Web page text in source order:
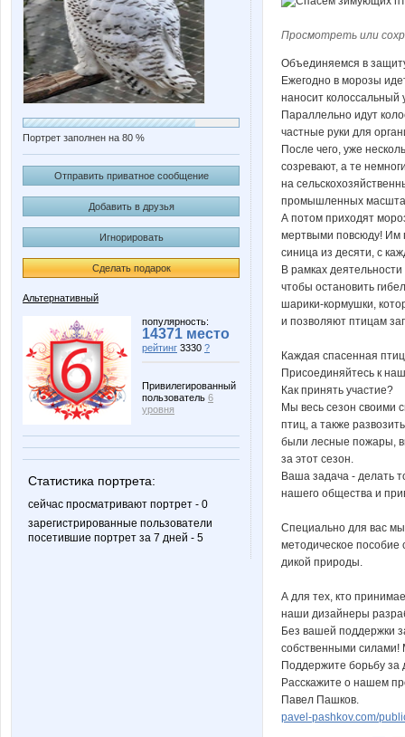
Портрет заполнен на 80 %
Отправить приватное сообщение
Добавить в друзья
Игнорировать
Сделать подарок
Альтернативный
популярность:
14371 место
рейтинг 3330 ?
Привилегированный
пользователь 6
уровня
Статистика портрета:
сейчас просматривают портрет - 0
зарегистрированные пользователи
посетившие портрет за 7 дней - 5
Просмотреть или
Объединяемся в
Ежегодно в морозы
наносит
Параллельно идут
частные руки для
После чего, уже
созревают, а те
на
промышленных
А потом приходят
мертвыми повсюду! Им
синица из десяти, с
В рамках
чтобы остановить
шарики-кормушки,
и позволяют птицам
Каждая спасенная
Присоединяйтесь к
Как принять участие?
Мы весь сезон своими
птиц, а также
были лесные пожары,
за этот сезон.
Ваша задача - делать
нашего общества и
Специально для вас мы
методическое
дикой природы.
А для тех, кто
наши дизайнеры
Без вашей поддержки
собственными силами!
Поддержите борьбу за
Расскажите о нашем
Павел Пашков.
pavel-pashkov.com/